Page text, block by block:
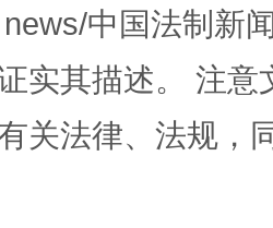
背后
中国法制新
实其描述。 注
关法律、法规，